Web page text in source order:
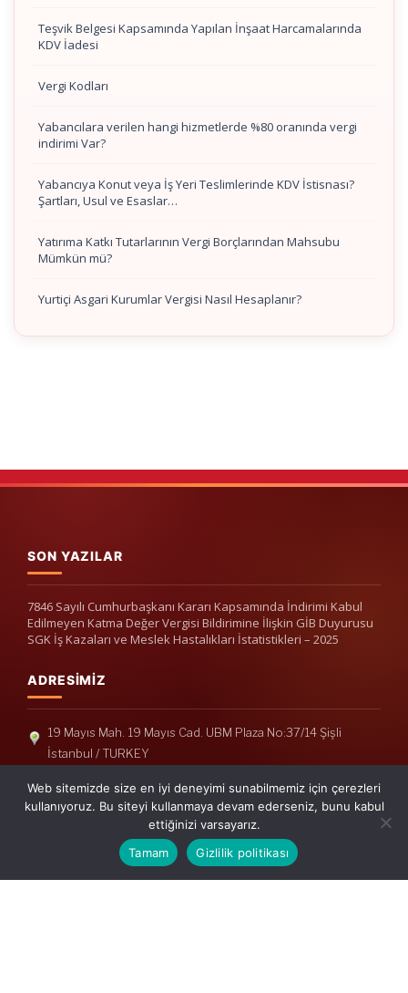
Teşvik Belgesi Kapsamında Yapılan İnşaat Harcamalarında
KDV İadesi
Vergi Kodları
Yabancılara verilen hangi hizmetlerde %80 oranında vergi
indirimi Var?
Yabancıya Konut veya İş Yeri Teslimlerinde KDV İstisnası?
Şartları, Usul ve Esaslar…
Yatırıma Katkı Tutarlarının Vergi Borçlarından Mahsubu
Mümkün mü?
Yurtiçi Asgari Kurumlar Vergisi Nasıl Hesaplanır?
SON YAZILAR
7846 Sayılı Cumhurbaşkanı Kararı Kapsamında İndirimi Kabul
Edilmeyen Katma Değer Vergisi Bildirimine İlişkin GİB Duyurusu
SGK İş Kazaları ve Meslek Hastalıkları İstatistikleri – 2025
ADRESIMIZ
19 Mayıs Mah. 19 Mayıs Cad. UBM Plaza No:37/14 Şişli
İstanbul / TURKEY
Telefon: +90(212) 240 33 39
Telefon: +90(212) 248 19 36
info@erisymm.com
Web sitemizde size en iyi deneyimi sunabilmemiz için çerezleri
kullanıyoruz. Bu siteyi kullanmaya devam ederseniz, bunu kabul
ettiğinizi varsayarız.
Tamam
Gizlilik politikası